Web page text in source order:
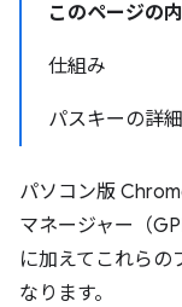
このページの
仕組み
パスキーの詳細
パソコン版
マネージャー（
に加えてこれらの
なります。